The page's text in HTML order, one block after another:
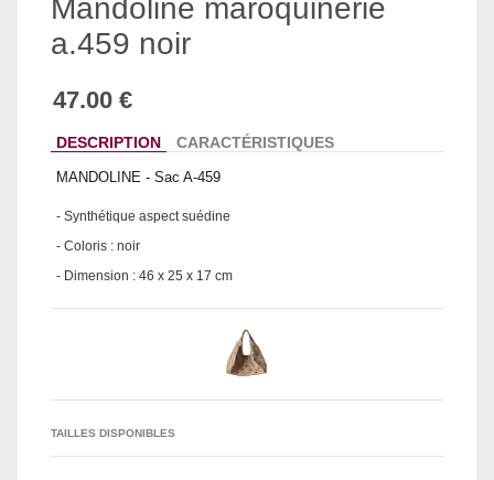
Mandoline maroquinerie
a.459 noir
DESCRIPTION CARACTÉRISTIQUES
MANDOLINE - Sac A-459
- Synthétique aspect suédine
- Coloris : noir
- Dimension : 46 x 25 x 17 cm
TAILLES DISPONIBLES